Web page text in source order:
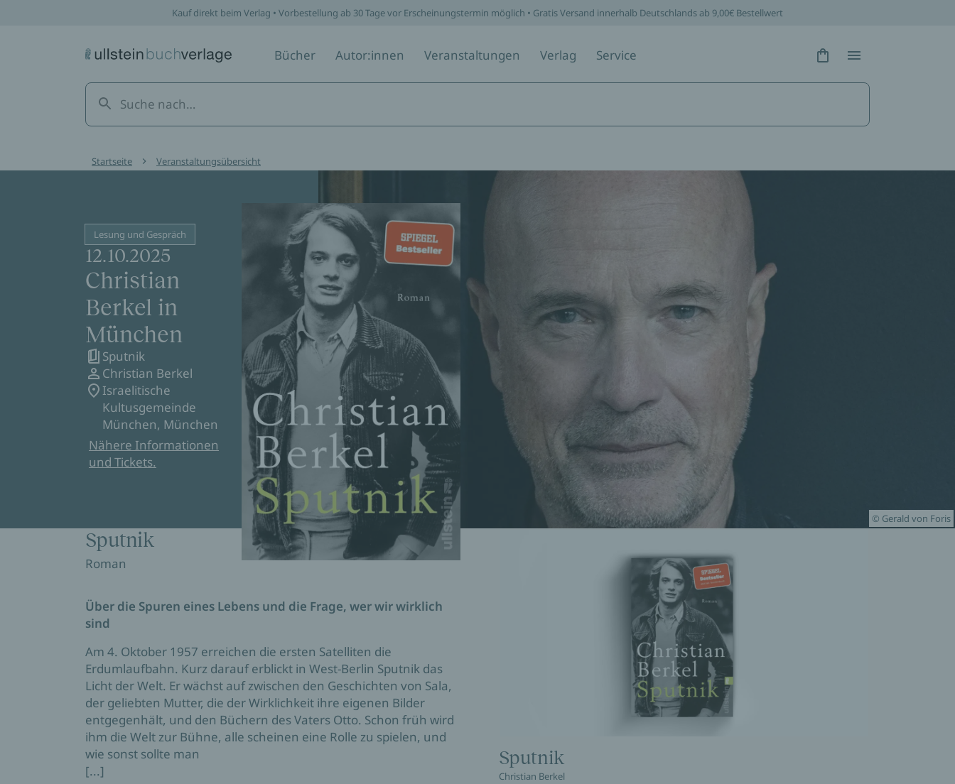
Kauf direkt beim Verlag • Vorbestellung ab 30 Tage vor Erscheinungstermin möglich • Gratis Versand innerhalb Deutschlands ab 9,00€ Bestellwert
Bücher Autor:innen Veranstaltungen Verlag Service Hidden Text
Hidden Text
Startseite Veranstaltungsübersicht
© Gerald von Foris
Lesung und Gespräch
12.10.2025
Christian
Berkel in
München
Sputnik
Christian Berkel
Israelitische
Kultusgemeinde
München, München
Nähere Informationen
und Tickets.
Sputnik
Roman
Über die Spuren eines Lebens und die Frage, wer wir wirklich
sind
Am 4. Oktober 1957 erreichen die ersten Satelliten die
Erdumlaufbahn. Kurz darauf erblickt in West-Berlin Sputnik das
Licht der Welt. Er wächst auf zwischen den Geschichten von Sala,
der geliebten Mutter, die der Wirklichkeit ihre eigenen Bilder
entgegenhält, und den Büchern des Vaters Otto. Schon früh wird
ihm die Welt zur Bühne, alle scheinen eine Rolle zu spielen, und
wie sonst sollte man
[...]
Sputnik
Christian Berkel